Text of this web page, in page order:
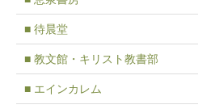
■ 待晨堂
■ 教文館・キリスト教書部
■ エインカレム